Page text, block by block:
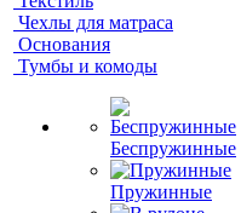
Чехлы для матраса
Основания
Тумбы и комоды
Беспружинные
Пружинные